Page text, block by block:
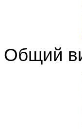
Общий